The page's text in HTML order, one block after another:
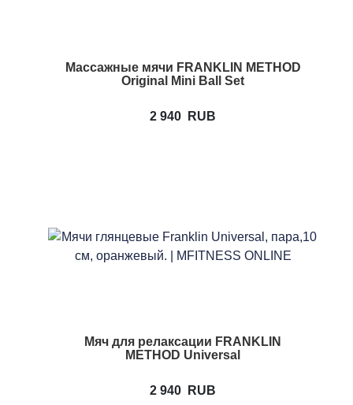
Массажные мячи FRANKLIN METHOD
Original Mini Ball Set
2 940 RUB
Мяч для релаксации FRANKLIN
METHOD Universal
2 940 RUB